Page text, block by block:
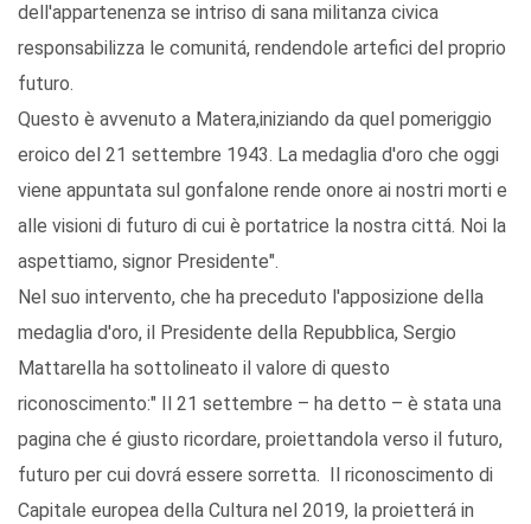
dell'appartenenza se intriso di sana militanza civica
responsabilizza le comunitá, rendendole artefici del proprio
futuro.
Questo è avvenuto a Matera,iniziando da quel pomeriggio
eroico del 21 settembre 1943. La medaglia d'oro che oggi
viene appuntata sul gonfalone rende onore ai nostri morti e
alle visioni di futuro di cui è portatrice la nostra cittá. Noi la
aspettiamo, signor Presidente".
Nel suo intervento, che ha preceduto l'apposizione della
medaglia d'oro, il Presidente della Repubblica, Sergio
Mattarella ha sottolineato il valore di questo
riconoscimento:" Il 21 settembre – ha detto – è stata una
pagina che é giusto ricordare, proiettandola verso il futuro,
futuro per cui dovrá essere sorretta. Il riconoscimento di
Capitale europea della Cultura nel 2019, la proietterá in